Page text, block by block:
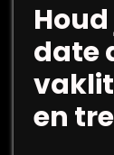
date
en